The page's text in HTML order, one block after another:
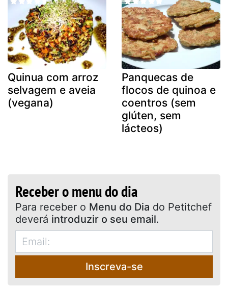
Quinua com arroz
selvagem e aveia
(vegana)
Panquecas de
flocos de quinoa e
coentros (sem
glúten, sem
lácteos)
Receber o menu do dia
Para receber o Menu do Dia do Petitchef
deverá introduzir o seu email.
Inscreva-se